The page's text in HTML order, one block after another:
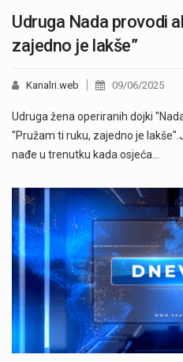
Udruga Nada provodi
zajedno je lakše”
Kanalri.web 09/06/2025
Udruga žena operiranih dojki
"Pružam ti ruku, zajedno je
nađe u trenutku kada osjeća…